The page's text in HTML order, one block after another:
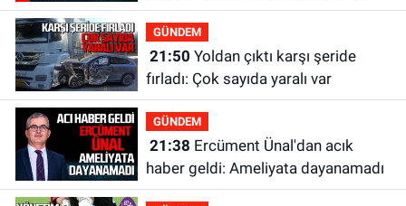
ihtiyaç var
GÜNDEM
21:50
fırladı: Çok sayıda yaralı var
GÜNDEM
21:38
haber geldi: Ameliyata dayanamadı